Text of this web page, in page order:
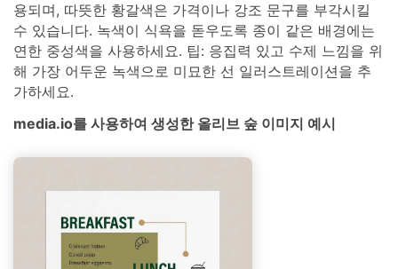
용되며, 따뜻한 황갈색은 가격이나 강조 문구를 부각시킬
수 있습니다. 녹색이 식욕을 돋우도록 종이 같은 배경에는
연한 중성색을 사용하세요. 팁: 응집력 있고 수제 느낌을 위
해 가장 어두운 녹색으로 미묘한 선 일러스트레이션을 추
가하세요.
media.io를 사용하여 생성한 올리브 숲 이미지 예시